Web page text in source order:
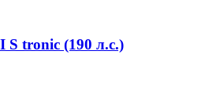
S tronic (190 л.с.)